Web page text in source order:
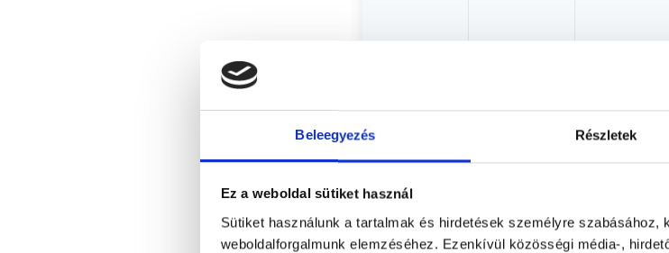
Beleegyezés Részletek
Ez a weboldal sütiket használ
Sütiket használunk a tartalmak és hirdetések személyre
weboldalforgalmunk elemzéséhez. Ezenkívül közösségi média-,
KIEMELT
SZAKORVOS JELÖLT *
Dr. Nika
Nőgyógyász szakorvos
Árlista